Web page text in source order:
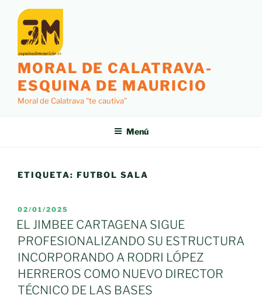
contenido
MORAL DE CALATRAVA-
ESQUINA DE MAURICIO
Moral de Calatrava "te cautiva"
Menú
ETIQUETA: FUTBOL SALA
PUBLICADO
EL
02/01/2025
EL JIMBEE CARTAGENA SIGUE
PROFESIONALIZANDO SU ESTRUCTURA
INCORPORANDO A RODRI LÓPEZ
HERREROS COMO NUEVO DIRECTOR
TÉCNICO DE LAS BASES